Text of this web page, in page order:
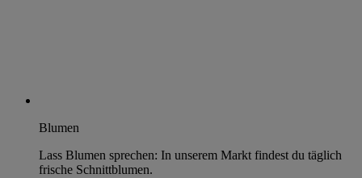
Blumen
Lass Blumen sprechen: In unserem Markt findest du täglich
frische Schnittblumen.